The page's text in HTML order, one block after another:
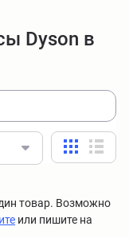
Dyson в
товар. Возможно
или пишите на